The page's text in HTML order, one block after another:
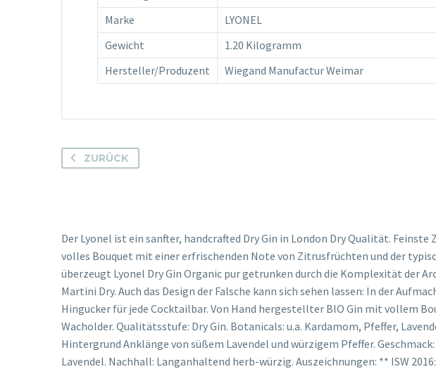
Marke
LYONEL
Gewicht
1.20 Kilogramm
Hersteller/Produzent
Wiegand Manufactur Weimar
ZURÜCK
Der Lyonel ist ein sanfter, handcrafted Dry Gin in London Dry Qualität.
volles Bouquet mit einer erfrischenden Note von Zitrusfrüchten und der
überzeugt Lyonel Dry Gin Organic pur getrunken durch die Komplexität der
Martini Dry. Auch das Design der Falsche kann sich sehen lassen: In der
Hingucker für jede Cocktailbar. Von Hand hergestellter BIO Gin mit vollem
Wacholder. Qualitätsstufe: Dry Gin. Botanicals: u.a. Kardamom, Pfeffer,
Hintergrund Anklänge von süßem Lavendel und würzigem Pfeffer.
Lavendel. Nachhall: Langanhaltend herb-würzig. Auszeichnungen: ** ISW